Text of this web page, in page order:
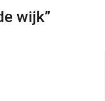
wijk”